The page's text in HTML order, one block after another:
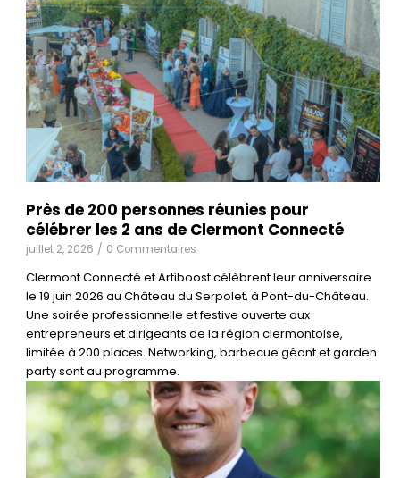
Près de 200 personnes réunies pour
célébrer les 2 ans de Clermont Connecté
juillet 2, 2026 / 0 Commentaires
Clermont Connecté et Artiboost célèbrent leur anniversaire
le 19 juin 2026 au Château du Serpolet, à Pont-du-Château.
Une soirée professionnelle et festive ouverte aux
entrepreneurs et dirigeants de la région clermontoise,
limitée à 200 places. Networking, barbecue géant et garden
party sont au programme.